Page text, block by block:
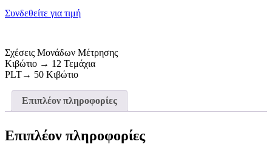
Συνδεθείτε για τιμή
Σχέσεις Μονάδων Μέτρησης
Κιβώτιο → 12 Τεμάχια
PLT→ 50 Κιβώτιο
Επιπλέον πληροφορίες
Επιπλέον πληροφορίες